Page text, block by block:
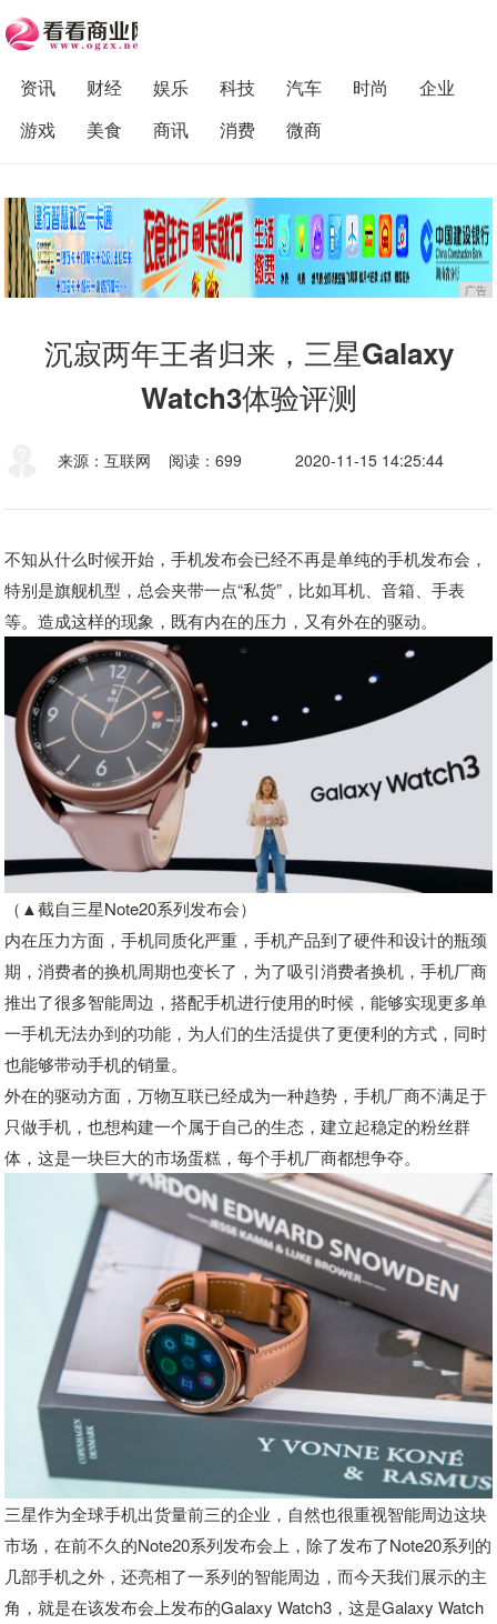
资讯 财经 娱乐 科技 汽车 时尚
企业
游戏
美食 商讯 消费 微商
广告
沉寂两年王者归来，三星Galaxy
Watch3体验评测
来源：互联网 阅读：699 2020-11-15 14:25:44
不知从什么时候开始，手机发布会已经不再是单纯的手机发布会，
特别是旗舰机型，总会夹带一点“私货”，比如耳机、音箱、手表
等。造成这样的现象，既有内在的压力，又有外在的驱动。
（▲截自三星Note20系列发布会）
内在压力方面，手机同质化严重，手机产品到了硬件和设计的瓶颈
期，消费者的换机周期也变长了，为了吸引消费者换机，手机厂商
推出了很多智能周边，搭配手机进行使用的时候，能够实现更多单
一手机无法办到的功能，为人们的生活提供了更便利的方式，同时
也能够带动手机的销量。
外在的驱动方面，万物互联已经成为一种趋势，手机厂商不满足于
只做手机，也想构建一个属于自己的生态，建立起稳定的粉丝群
体，这是一块巨大的市场蛋糕，每个手机厂商都想争夺。
三星作为全球手机出货量前三的企业，自然也很重视智能周边这块
市场，在前不久的Note20系列发布会上，除了发布了Note20系列的
几部手机之外，还亮相了一系列的智能周边，而今天我们展示的主
角，就是在该发布会上发布的Galaxy Watch3，这是Galaxy Watch